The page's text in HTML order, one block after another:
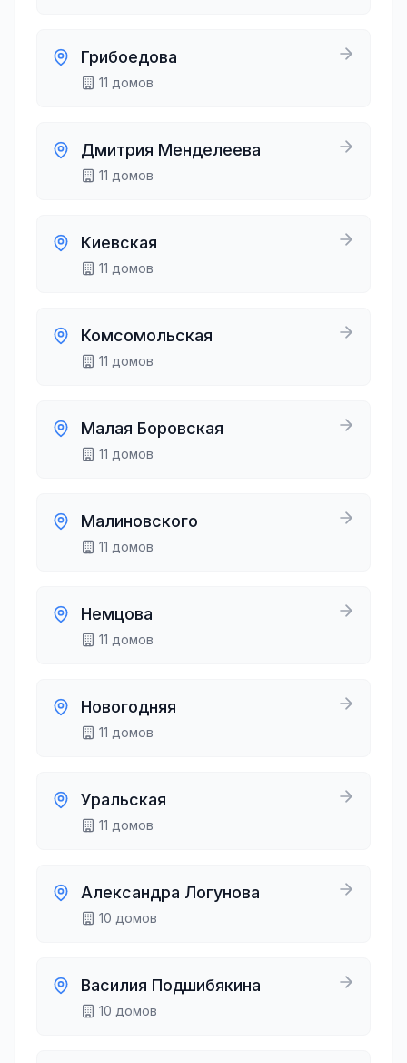
Грибоедова
11 домов
Дмитрия Менделеева
11 домов
Киевская
11 домов
Комсомольская
11 домов
Малая Боровская
11 домов
Малиновского
11 домов
Немцова
11 домов
Новогодняя
11 домов
Уральская
11 домов
Александра Логунова
10 домов
Василия Подшибякина
10 домов